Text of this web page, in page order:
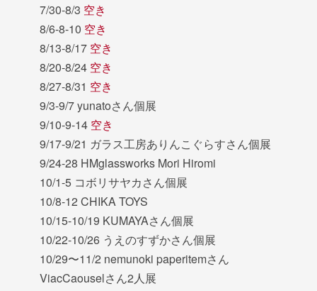
7/30-8/3 空き
8/6-8-10 空き
8/13-8/17 空き
8/20-8/24 空き
8/27-8/31 空き
9/3-9/7 yunatoさん個展
9/10-9-14 空き
9/17-9/21 ガラス工房ありんこぐらすさん個展
9/24-28 HMglassworks Mori Hiromi
10/1-5 コボリサヤカさん個展
10/8-12 CHIKA TOYS
10/15-10/19 KUMAYAさん個展
10/22-10/26 うえのすずかさん個展
10/29〜11/2 nemunoki paperitemさん
ViacCaouselさん2人展